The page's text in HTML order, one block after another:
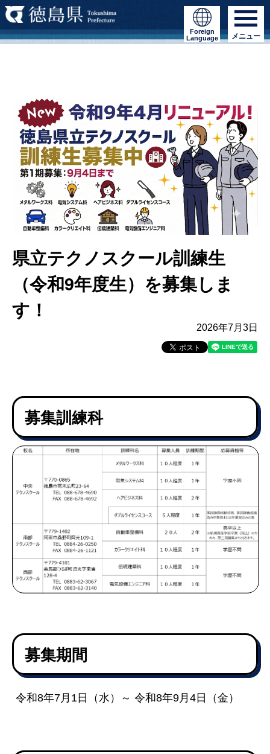
Foreign
Language
メニュー
県立テクノスクール訓練生
（令和9年度生）を募集しま
す！
2026年7月3日
募集訓練科
募集期間
令和8年7月1日（水）～ 令和8年9月4日（金）